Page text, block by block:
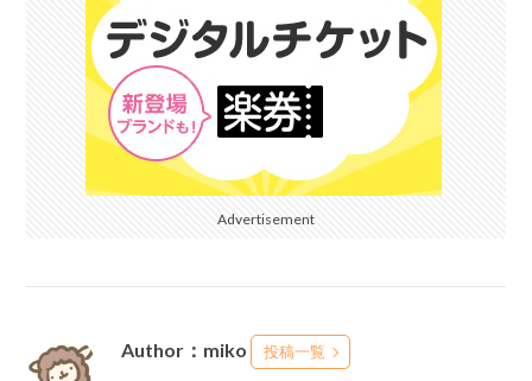
Advertisement
Author：miko 投稿一覧